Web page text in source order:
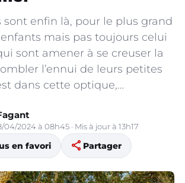
sont enfin là, pour le plus grand
mais pas toujours celui
sont amener à se creuser la
l’ennui de leurs petites
dans cette optique,…
2024 à 08h45 · Mis à jour à 13h17
en favori share Partager